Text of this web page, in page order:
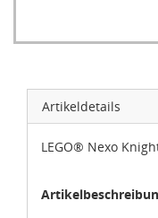
Artikeldetails
LEGO® Nexo